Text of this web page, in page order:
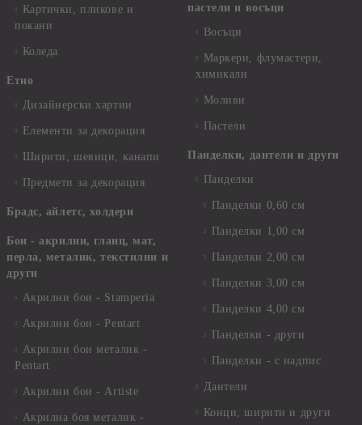
Картички, пликове и
покани
Коледа
Етно
Дизайнерски хартии
Елементи за декорация
Ширити, шевици, канапи
Предмети за декорация
Брадс, айлетс, холдери
Бои - акрилни, гланц, мат,
перла, металик, текстилни и
други
Акрилни бои - Stamperia
Акрилни бои - Pentart
Акрилни бои металик -
Pentart
Акрилни бои - Artiste
Акрилна боя металик -
пастели и восъци
Восъци
Маркери, флумастери,
химикали
Моливи
Пастели
Панделки, дантели и други
Панделки
Панделки 0,60 см
Панделки 1,00 см
Панделки 2,00 см
Панделки 3,00 см
Панделки 4,00 см
Панделки - други
Панделки - с надпис
Дантели
Конци, ширити и други